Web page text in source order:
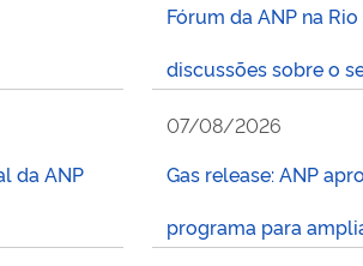
da ANP
Fórum da ANP na
discussões sobre o
07/08/2026
Gas release: ANP
programa para